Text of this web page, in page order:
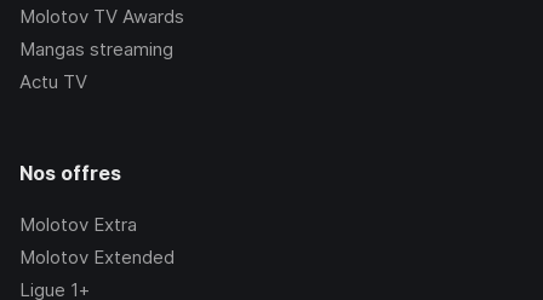
Molotov TV Awards
Mangas streaming
Actu TV
Nos offres
Molotov Extra
Molotov Extended
Ligue 1+